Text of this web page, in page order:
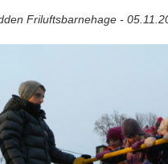
Friluftsbarnehage -